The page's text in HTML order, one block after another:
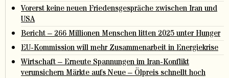
Vorerst keine neuen Friedensgespräche zwischen Iran und
USA
Bericht – 266 Millionen Menschen litten 2025 unter Hunger
EU-Kommission will mehr Zusammenarbeit in Energiekrise
Wirtschaft – Erneute Spannungen im Iran-Konflikt
verunsichern Märkte aufs Neue – Ölpreis schnellt hoch